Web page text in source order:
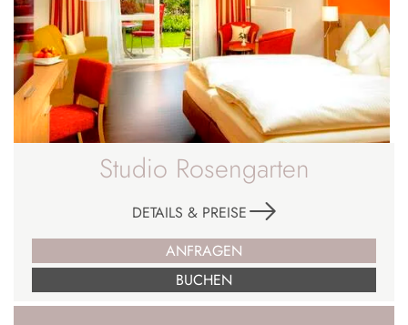
Studio Rosengarten
DETAILS & PREISE
ANFRAGEN
BUCHEN